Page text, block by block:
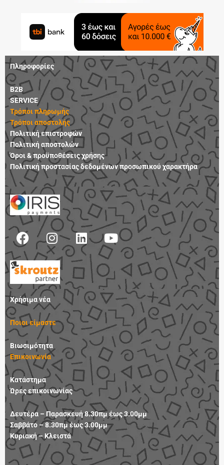
Πληροφορίες
B2B
SERVICE
Τρόποι πληρωμής
Τρόποι αποστολής
Πολιτική επιστροφών
Πολιτική αποστολών
Όροι & προϋποθέσεις χρήσης
Πολιτική προστασίας δεδομένων προσωπικού χαρακτήρα
F
a
c
e
b
o
o
k
I
n
s
t
a
g
r
a
m
L
i
n
k
e
d
n
Y
o
u
t
u
b
e
Χρήσιμα νέα
Ποιοι είμαστε
Βιωσιμότητα
Επικοινωνία
Κατάστημα
Ώρες επικοινωνίας
Δευτέρα – Παρασκευή 8.30πμ έως 3.00μμ
Σαββάτο – 8.30πμ έως 3.00μμ
Κυριακή – Κλειστά